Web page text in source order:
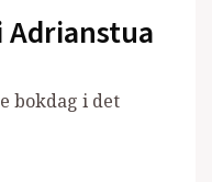
bokdag i det